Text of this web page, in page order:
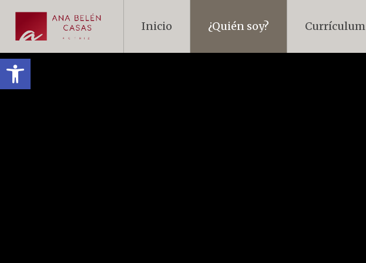
Abrir barra de herramientas
Inicio ¿Quién soy? Currículum